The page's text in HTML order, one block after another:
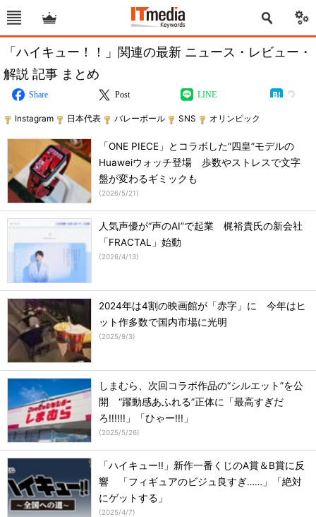
「ハイキュー！！」関連の最新 ニュース・レビュー・
解説 記事 まとめ
Share Post LINE
Instagram 日本代表 バレーボール SNS オリンピック
「ONE PIECE」とコラボした“四皇”モデルの
Huaweiウォッチ登場 歩数やストレスで文字
盤が変わるギミックも
(2026/5/21)
人気声優が“声のAI”で起業 梶裕貴氏の新会社
「FRACTAL」始動
(2026/4/13)
2024年は4割の映画館が「赤字」に 今年はヒ
ット作多数で国内市場に光明
(2025/9/3)
しまむら、次回コラボ作品の“シルエット”を公
開 “躍動感あふれる”正体に「最高すぎだ
ろ!!!!!!」「ひゃー!!!」
(2025/5/26)
「ハイキュー!!」新作一番くじのA賞＆B賞に反
響 「フィギュアのビジュ良すぎ……」「絶対
にゲットする」
(2025/4/7)